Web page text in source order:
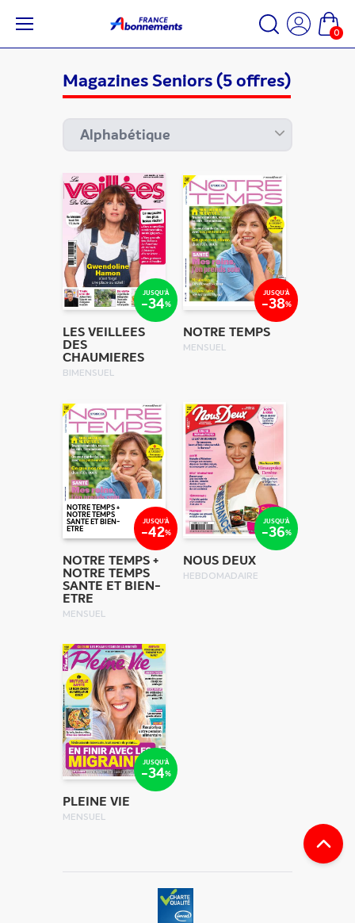
0
Magazines Seniors(5 offres)
JUSQU'À
-34%
LES VEILLEES
DES
CHAUMIERES
BIMENSUEL
JUSQU'À
-38%
NOTRE TEMPS
MENSUEL
NOTRE TEMPS +
NOTRE TEMPS
SANTE ET BIEN-
ETRE
JUSQU'À
-42%
NOTRE TEMPS +
NOTRE TEMPS
SANTE ET BIEN-
ETRE
MENSUEL
JUSQU'À
-36%
NOUS DEUX
HEBDOMADAIRE
JUSQU'À
-34%
PLEINE VIE
MENSUEL